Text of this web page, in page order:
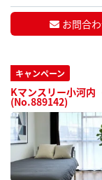
お問合
キャンペーン
Kマンスリー小河内
(No.889142)